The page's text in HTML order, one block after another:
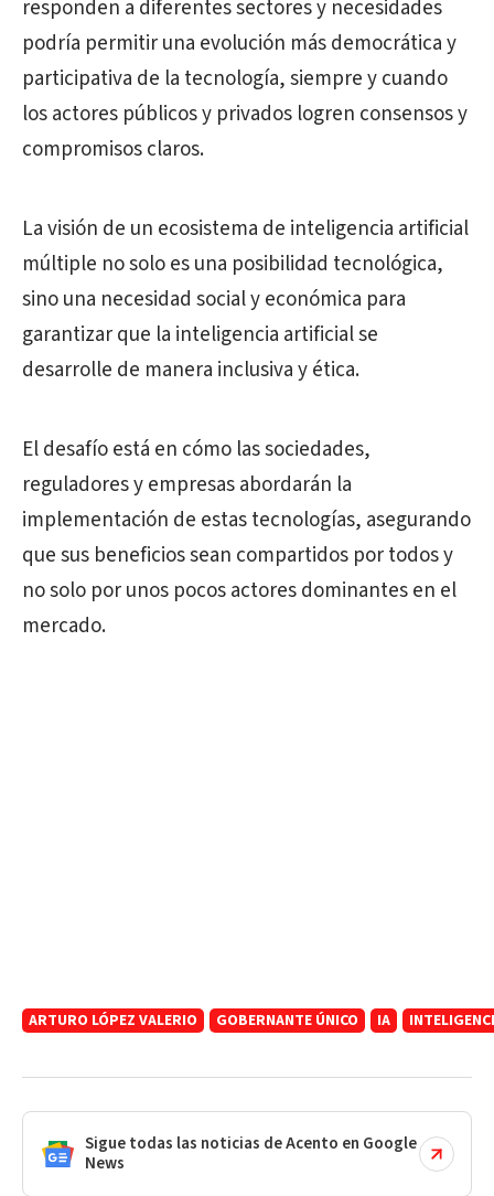
responden a diferentes sectores y necesidades
podría permitir una evolución más democrática y
participativa de la tecnología, siempre y cuando
los actores públicos y privados logren consensos y
compromisos claros.
La visión de un ecosistema de inteligencia artificial
múltiple no solo es una posibilidad tecnológica,
sino una necesidad social y económica para
garantizar que la inteligencia artificial se
desarrolle de manera inclusiva y ética.
El desafío está en cómo las sociedades,
reguladores y empresas abordarán la
implementación de estas tecnologías, asegurando
que sus beneficios sean compartidos por todos y
no solo por unos pocos actores dominantes en el
mercado.
ARTURO LÓPEZ VALERIO GOBERNANTE ÚNICO IA
Sigue todas las noticias de Acento en Google
News